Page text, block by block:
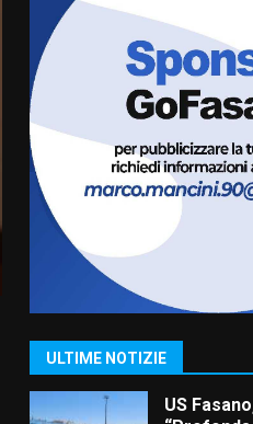
ULTIME NOTIZIE
La magia
prima
6 Agosto
“I
Banda”
2
US
calcio”
7 Agosto